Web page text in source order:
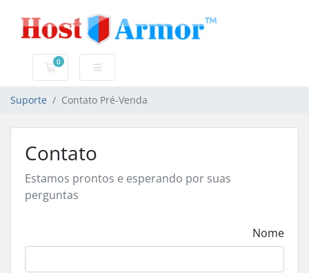
0
Carrinho de Compras
Suporte Contato Pré-Venda
Contato
Estamos prontos e esperando por suas
perguntas
Nome